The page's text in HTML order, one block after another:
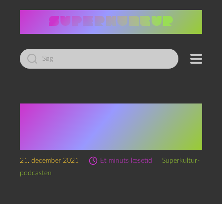
Led
efter:
21. december 2021 Et minuts læsetid
Superkultur-
podcasten